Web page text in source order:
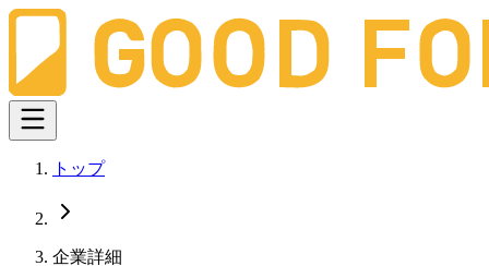
トップ
企業詳細